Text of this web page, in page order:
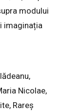
modului
imaginația
Nicolae,
Rareș